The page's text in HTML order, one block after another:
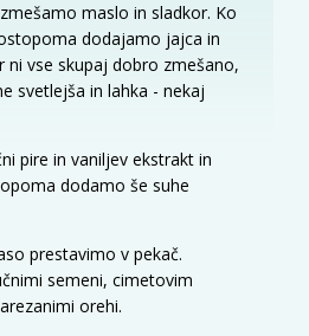
maslo in sladkor. Ko
dodajamo jajca in
ni vse skupaj dobro zmešano,
svetlejša in lahka - nekaj
pire in vaniljev ekstrakt in
dodamo še suhe
prestavimo v pekač.
semeni, cimetovim
orehi.